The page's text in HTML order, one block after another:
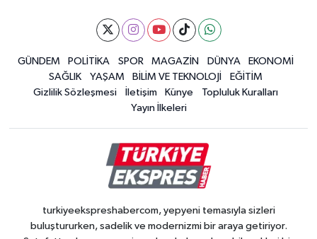
GÜNDEM POLİTİKA SPOR MAGAZİN DÜNYA
EKONOMİ
SAĞLIK
YAŞAM BİLİM VE TEKNOLOJİ
EĞİTİM
Gizlilik Sözleşmesi
İletişim Künye
Topluluk Kuralları
Yayın İlkeleri
turkiyeekspreshabercom, yepyeni temasıyla sizleri
buluştururken, sadelik ve modernizmi bir araya getiriyor.